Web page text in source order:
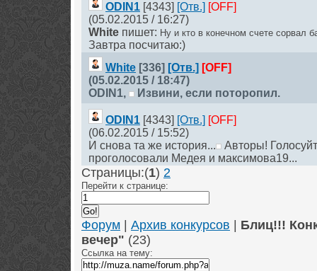
ODIN1 [4343] [Отв.] [OFF]
(05.02.2015 / 16:27)
White пишет: Ну и кто в конечном счете сорвал
Завтра посчитаю:)
White [336] [Отв.] [OFF]
(05.02.2015 / 18:47)
ODIN1, Извини, если поторопил.
ODIN1 [4343] [Отв.] [OFF]
(06.02.2015 / 15:52)
И снова та же история...
Авторы!
проголосовали Медея и максимова19...
Страницы:(1) 2
Перейти к странице:
Форум Архив конкурсов
Блиц!!!
вечер" (23)
Ссылка на тему: